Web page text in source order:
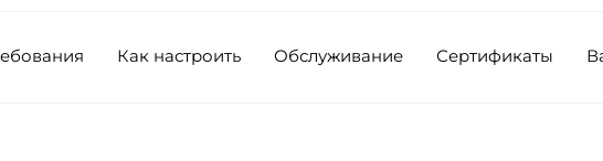
Как настроить Обслуживание Сертификаты